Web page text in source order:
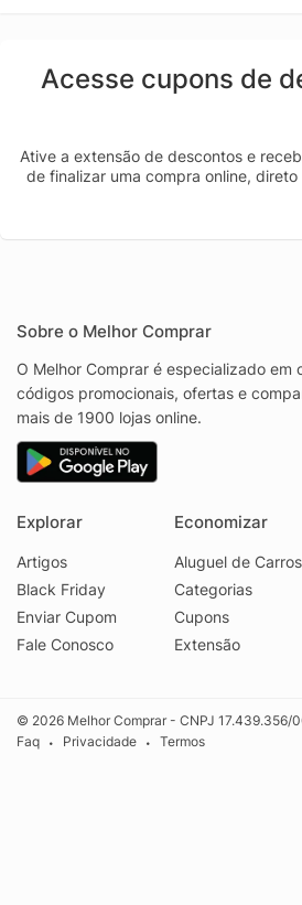
Acesse cupons de
Ative a extensão de descontos e
de finalizar uma compra online,
Sobre o Melhor Comprar
O Melhor Comprar é especializado em
códigos promocionais, ofertas e
mais de 1900 lojas online.
Explorar
Artigos
Black Friday
Enviar Cupom
Fale Conosco
Economizar
Aluguel de Carros
Categorias
Cupons
Extensão
© 2026 Melhor Comprar - CNPJ 17.439.356/
Faq
• Privacidade • Termos